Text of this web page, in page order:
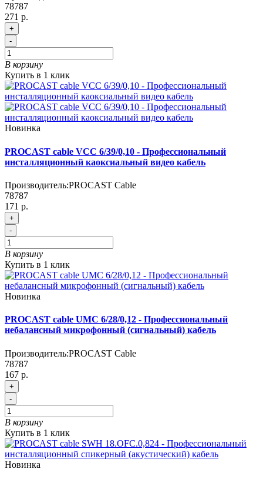
78787
271 р.
+
-
В корзину
Купить в 1 клик
Новинка
PROCAST cable VCC 6/39/0,10 - Профессиональный
инсталляционный каоксиальный видео кабель
Производитель:PROCAST Cable
78787
171 р.
+
-
В корзину
Купить в 1 клик
Новинка
PROCAST cable UMC 6/28/0,12 - Профессиональный
небалансный микрофонный (сигнальный) кабель
Производитель:PROCAST Cable
78787
167 р.
+
-
В корзину
Купить в 1 клик
Новинка